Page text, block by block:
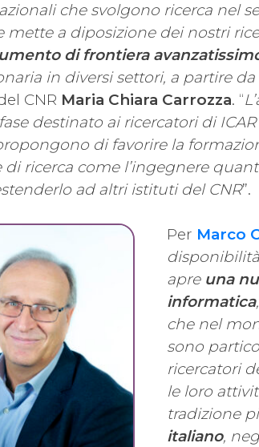
che svolgono ricerca nel
mette a diposizione dei nostri
di frontiera
in diversi settori, a partire
CNR Maria Chiara Carrozza. “
destinato ai ricercatori di
di favorire la
di ricerca come l’ingegnere
ad altri istituti del CNR”.
Per Marco
apre una
informatica
che nel
sono
ricercatori
le loro
tradizione
italiano,